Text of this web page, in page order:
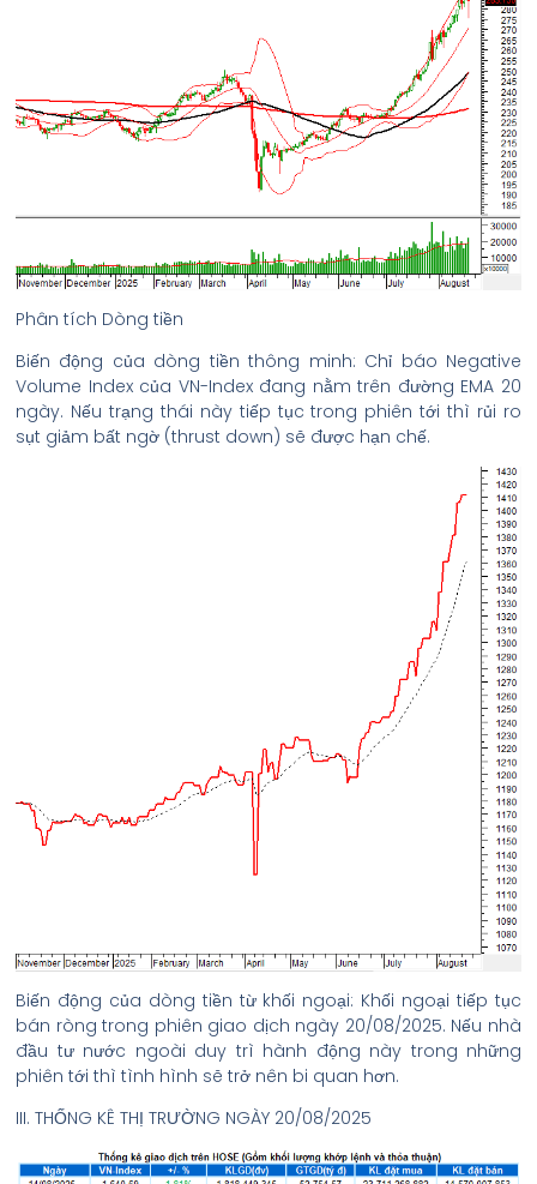
Phân tích Dòng tiền
Biến động của dòng tiền thông minh: Chỉ báo Negative
Volume Index của VN-Index đang nằm trên đường EMA 20
ngày. Nếu trạng thái này tiếp tục trong phiên tới thì rủi ro
sụt giảm bất ngờ (thrust down) sẽ được hạn chế.
Biến động của dòng tiền từ khối ngoại: Khối ngoại tiếp tục
bán ròng trong phiên giao dịch ngày 20/08/2025. Nếu nhà
đầu tư nước ngoài duy trì hành động này trong những
phiên tới thì tình hình sẽ trở nên bi quan hơn.
III. THỐNG KÊ THỊ TRƯỜNG NGÀY 20/08/2025